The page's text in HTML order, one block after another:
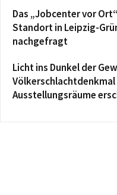
Das „Jobcenter vor
Standort in Leipzig-
nachgefragt
Licht ins Dunkel der
Völkerschlachtdenkmal
Ausstellungsräume